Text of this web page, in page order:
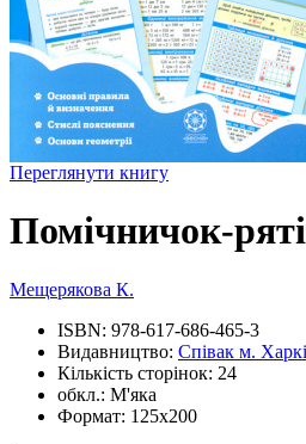
Переглянути книгу
Помічничок-
Мещерякова К.
ISBN: 978-617-686-465-3
Видавництво: Співак м.
Кількість сторінок: 24
обкл.: М'яка
Формат: 125х200